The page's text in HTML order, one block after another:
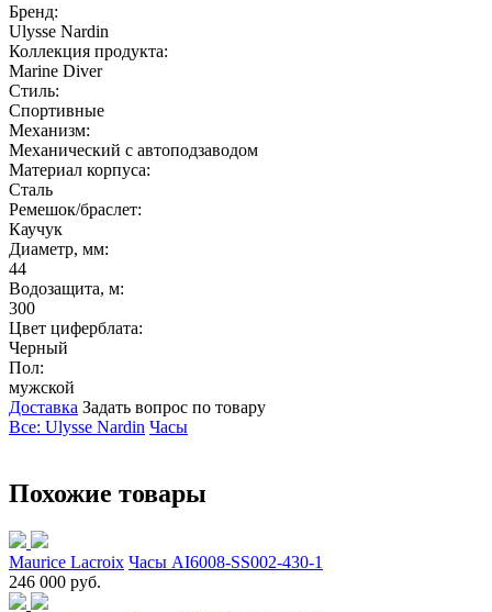
Бренд:
Ulysse Nardin
Коллекция продукта:
Marine Diver
Стиль:
Спортивные
Механизм:
Механический с автоподзаводом
Материал корпуса:
Сталь
Ремешок/браслет:
Каучук
Диаметр, мм:
44
Водозащита, м:
300
Цвет циферблата:
Черный
Пол:
мужской
Доставка Задать вопрос по товару
Все: Ulysse Nardin Часы
Похожие товары
Maurice Lacroix Часы AI6008-SS002-430-1
246 000 руб.